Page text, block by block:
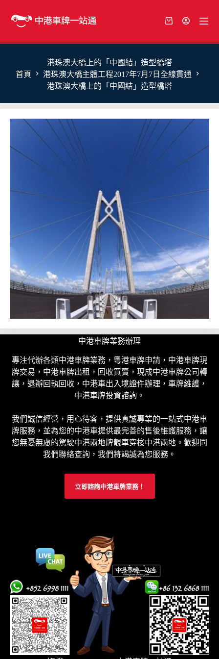
港珠澳大橋上的「中國結」造型橋塔
首頁
港珠澳大橋主體工程2017年7月7日全線貫通
港珠澳大橋上的「中國結」造型橋塔
中港車牌業務辦理
專注代辦各類中港車牌業務，粵港車牌申請，中港車牌現
牌交易，中港車牌出租，回收買賣，現成中港車牌公司轉
讓，退辦回執回收，中港車出入境證件辦理，車牌維護，
中港車牌投資諮詢。
我們誠信經營，用心待客，提供真誠專業的一站式中港車
牌服務，並為您的中港車提供最完善的售後維護服務，讓
您無憂無慮的駕駛中港兩地牌靚車穿梭中港兩地。歡迎同
我們聯絡查詢，我們將竭誠為您服務。
立即諮詢中港車牌業務！